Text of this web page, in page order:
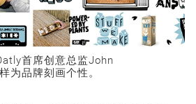
首席创意总监John
为品牌刻画个性。